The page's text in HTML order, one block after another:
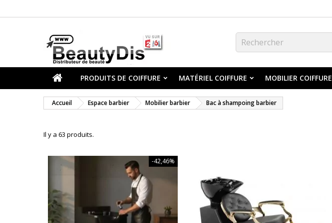
PRODUITS DE COIFFURE MATÉRIEL COIFFURE MOBILIER COIFFURE
Accueil Espace barbier Mobilier barbier Bac à shampoing barbier
Il y a 63 produits.
-42,46%